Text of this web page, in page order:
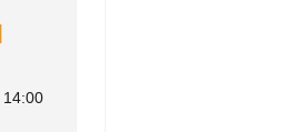
14:00